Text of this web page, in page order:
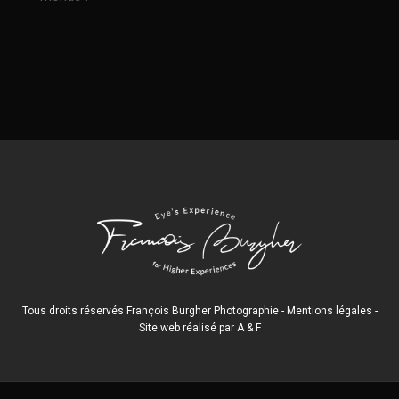
Tous droits réservés François Burgher Photographie - Mentions légales -
Site web réalisé par A& F